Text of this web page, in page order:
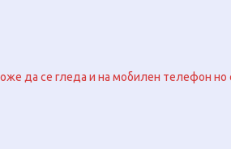
да се гледа и на мобилен телефон но